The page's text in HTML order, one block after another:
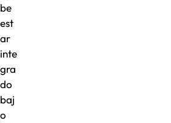
be
est
ar
inte
gra
do
baj
o